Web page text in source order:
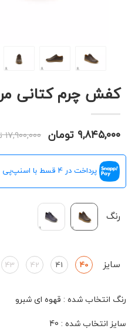
کفش چرم کتانی
۹,۸۴۵,۰۰۰ تومان ۱۷,۹۰۰,۰۰۰ تومان
پرداخت در 4 قسط با اسنپ‌پی هر قسط
رنگ
سایز 40
41
42
43
رنگ انتخاب شده : قهوه ای شبرو
سایز انتخاب شده :
40